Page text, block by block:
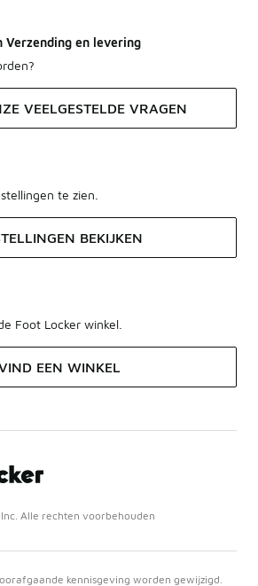
Verzending en levering
VEELGESTELDE VRAGEN
te zien.
BEKIJKEN
Foot Locker winkel.
EEN WINKEL
Alle rechten voorbehouden
kennisgeving worden gewijzigd.